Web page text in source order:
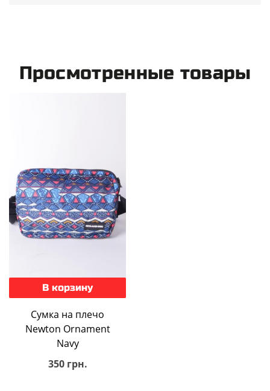
Просмотренные товары
В корзину
Сумка на плечо
Newton Ornament
Navy
350 грн.